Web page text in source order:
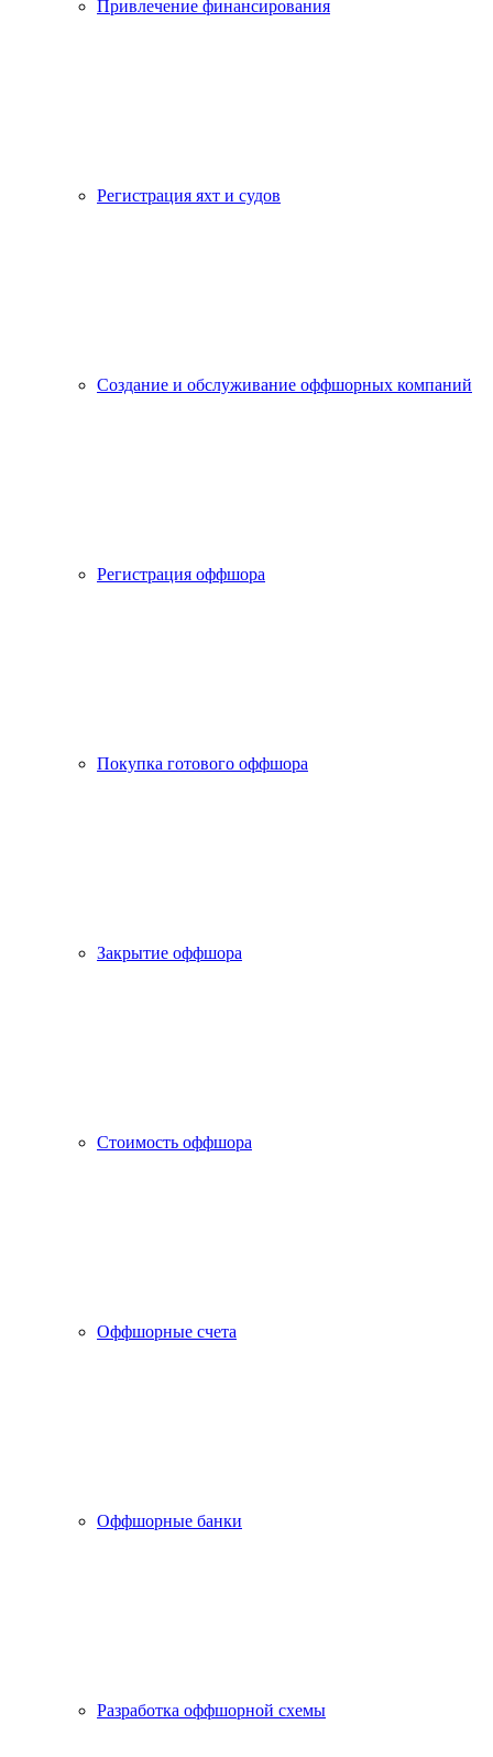
Привлечение финансирования
Регистрация яхт и судов
Создание и обслуживание оффшорных компаний
Регистрация оффшора
Покупка готового оффшора
Закрытие оффшора
Стоимость оффшора
Оффшорные счета
Оффшорные банки
Разработка оффшорной схемы